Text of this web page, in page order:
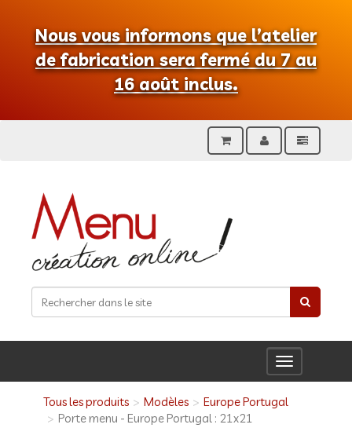
Nous vous informons que l’atelier
de fabrication sera fermé du 7 au
16 août inclus.
Toggle
navigation
Tous les produits
Modèles
Europe Portugal
Porte menu - Europe Portugal : 21x21